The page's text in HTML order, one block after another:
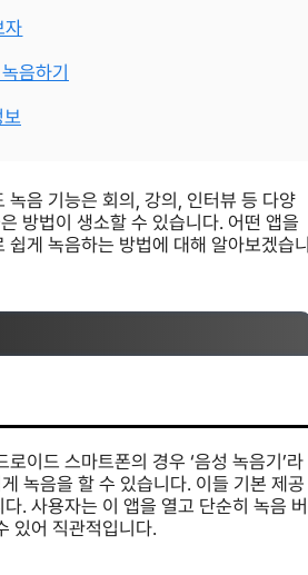
자
음하기
음 기능은 회의, 강의, 인터뷰 등 다양
방법이 생소할 수 있습니다. 어떤 앱을
게 녹음하는 방법에 대해 알아보겠습니
이드 스마트폰의 경우 ‘음성 녹음기’라
녹음을 할 수 있습니다. 이들 기본 제공
. 사용자는 이 앱을 열고 단순히 녹음 버
있어 직관적입니다.